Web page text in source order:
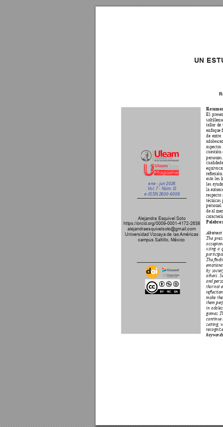
ene - jun 2026
Vol. 7 - Núm. 12
e-ISSN 2600-6006
UN
El
taller de
enfoque
de entre
aspectos
cuestión
reexión
esto les
les
la
respecto
técnicas
de al
Abstract
The pr
using a
The
by
others.
and
that not
r
make
them
in
games.
continue
setting,
r
Alejandra Esquivel Soto
https://orcid.org/0009-0001-4172-2638
alejandraesquivelsoto@gmail.com
Universidad Vizcaya de las Américas
campus Saltillo, México